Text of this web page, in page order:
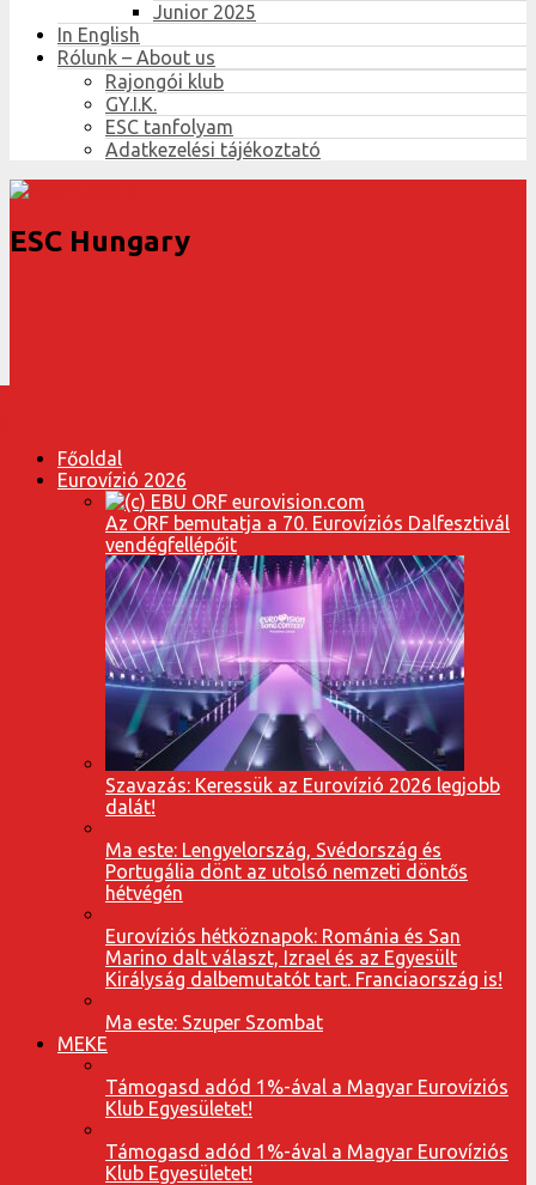
Junior 2025
In English
Rólunk – About us
Rajongói klub
GY.I.K.
ESC tanfolyam
Adatkezelési tájékoztató
ESC Hungary
Főoldal
Eurovízió 2026
Az ORF bemutatja a 70. Eurovíziós Dalfesztivál
vendégfellépőit
Szavazás: Keressük az Eurovízió 2026 legjobb
dalát!
Ma este: Lengyelország, Svédország és
Portugália dönt az utolsó nemzeti döntős
hétvégén
Eurovíziós hétköznapok: Románia és San
Marino dalt választ, Izrael és az Egyesült
Királyság dalbemutatót tart. Franciaország is!
Ma este: Szuper Szombat
MEKE
Támogasd adód 1%-ával a Magyar Eurovíziós
Klub Egyesületet!
Támogasd adód 1%-ával a Magyar Eurovíziós
Klub Egyesületet!